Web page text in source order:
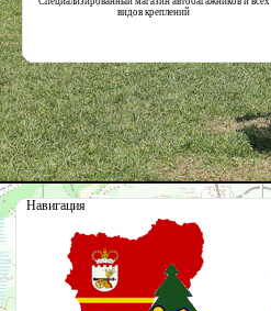
видов креплений
Навигация